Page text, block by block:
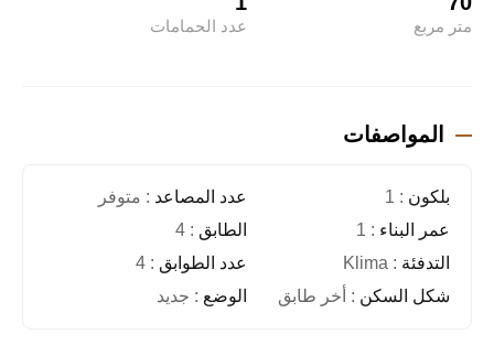
متر مربع عدد الحمامات
المواصفات
بلكون : 1 عدد المصاعد : متوفر
عمر البناء : 1 الطابق : 4
التدفئة : Klima عدد الطوابق : 4
شكل السكن : أخر طابق الوضع : جديد